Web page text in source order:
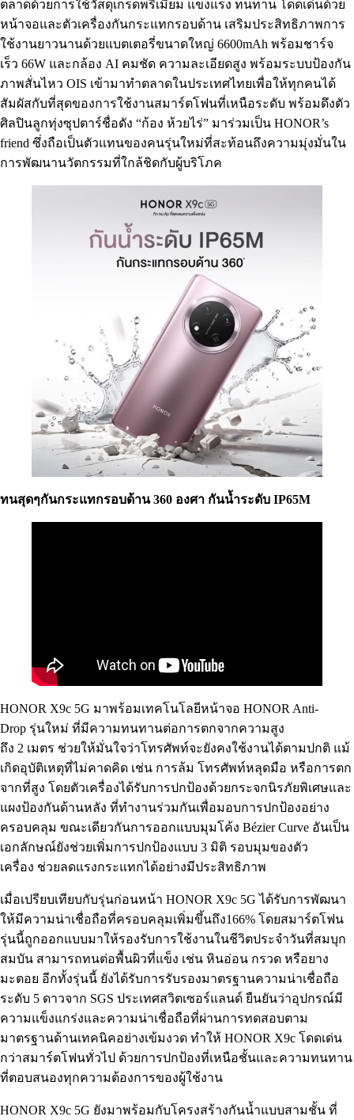
ตลาดด้วยการใช้วัสดุเกรดพรีเมียม แข็งแรง ทนทาน โดดเด่นด้วย
หน้าจอและตัวเครื่องกันกระแทกรอบด้าน เสริมประสิทธิภาพการ
ใช้งานยาวนานด้วยแบตเตอรี่ขนาดใหญ่ 6600mAh พร้อมชาร์จ
เร็ว 66W และกล้อง AI คมชัด ความละเอียดสูง พร้อมระบบป้องกัน
ภาพสั่นไหว OIS เข้ามาทำตลาดในประเทศไทยเพื่อให้ทุกคนได้
สัมผัสกับที่สุดของการใช้งานสมาร์ตโฟนที่เหนือระดับ พร้อมดึงตัว
ศิลปินลูกทุ่งซุปตาร์ชื่อดัง “ก้อง ห้วยไร่” มาร่วมเป็น HONOR’s
friend ซึ่งถือเป็นตัวแทนของคนรุ่นใหม่ที่สะท้อนถึงความมุ่งมั่นใน
การพัฒนานวัตกรรมที่ใกล้ชิดกับผู้บริโภค
ทนสุดๆกันกระแทกรอบด้าน 360 องศา กันน้ำระดับ IP65M
HONOR X9c 5G มาพร้อมเทคโนโลยีหน้าจอ HONOR Anti-
Drop รุ่นใหม่ ที่มีความทนทานต่อการตกจากความสูง
ถึง 2 เมตร ช่วยให้มั่นใจว่าโทรศัพท์จะยังคงใช้งานได้ตามปกติ แม้
เกิดอุบัติเหตุที่ไม่คาดคิด เช่น การล้ม โทรศัพท์หลุดมือ หรือการตก
จากที่สูง โดยตัวเครื่องได้รับการปกป้องด้วยกระจกนิรภัยพิเศษและ
แผงป้องกันด้านหลัง ที่ทำงานร่วมกันเพื่อมอบการปกป้องอย่าง
ครอบคลุม ขณะเดียวกันการออกแบบมุมโค้ง Bézier Curve อันเป็น
เอกลักษณ์ยังช่วยเพิ่มการปกป้องแบบ 3 มิติ รอบมุมของตัว
เครื่อง ช่วยลดแรงกระแทกได้อย่างมีประสิทธิภาพ
เมื่อเปรียบเทียบกับรุ่นก่อนหน้า HONOR X9c 5G ได้รับการพัฒนา
ให้มีความน่าเชื่อถือที่ครอบคลุมเพิ่มขึ้นถึง166% โดยสมาร์ตโฟน
รุ่นนี้ถูกออกแบบมาให้รองรับการใช้งานในชีวิตประจำวันที่สมบุก
สมบัน สามารถทนต่อพื้นผิวที่แข็ง เช่น หินอ่อน กรวด หรือยาง
มะตอย อีกทั้งรุ่นนี้ ยังได้รับการรับรองมาตรฐานความน่าเชื่อถือ
ระดับ 5 ดาวจาก SGS ประเทศสวิตเซอร์แลนด์ ยืนยันว่าอุปกรณ์มี
ความแข็งแกร่งและความน่าเชื่อถือที่ผ่านการทดสอบตาม
มาตรฐานด้านเทคนิคอย่างเข้มงวด ทำให้ HONOR X9c โดดเด่น
กว่าสมาร์ตโฟนทั่วไป ด้วยการปกป้องที่เหนือชั้นและความทนทาน
ที่ตอบสนองทุกความต้องการของผู้ใช้งาน
HONOR X9c 5G ยังมาพร้อมกับโครงสร้างกันน้ำแบบสามชั้น ที่